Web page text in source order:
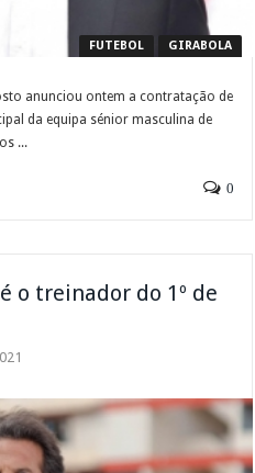
FUTEBOL GIRABOLA
anunciou ontem a contratação de
da equipa sénior masculina de
...
0
o treinador do 1º de